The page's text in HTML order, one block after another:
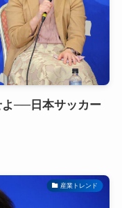
──日本サッカー
産業トレンド